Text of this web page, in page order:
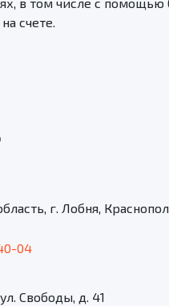
счете.
г. Лобня,
04
Свободы, д. 41